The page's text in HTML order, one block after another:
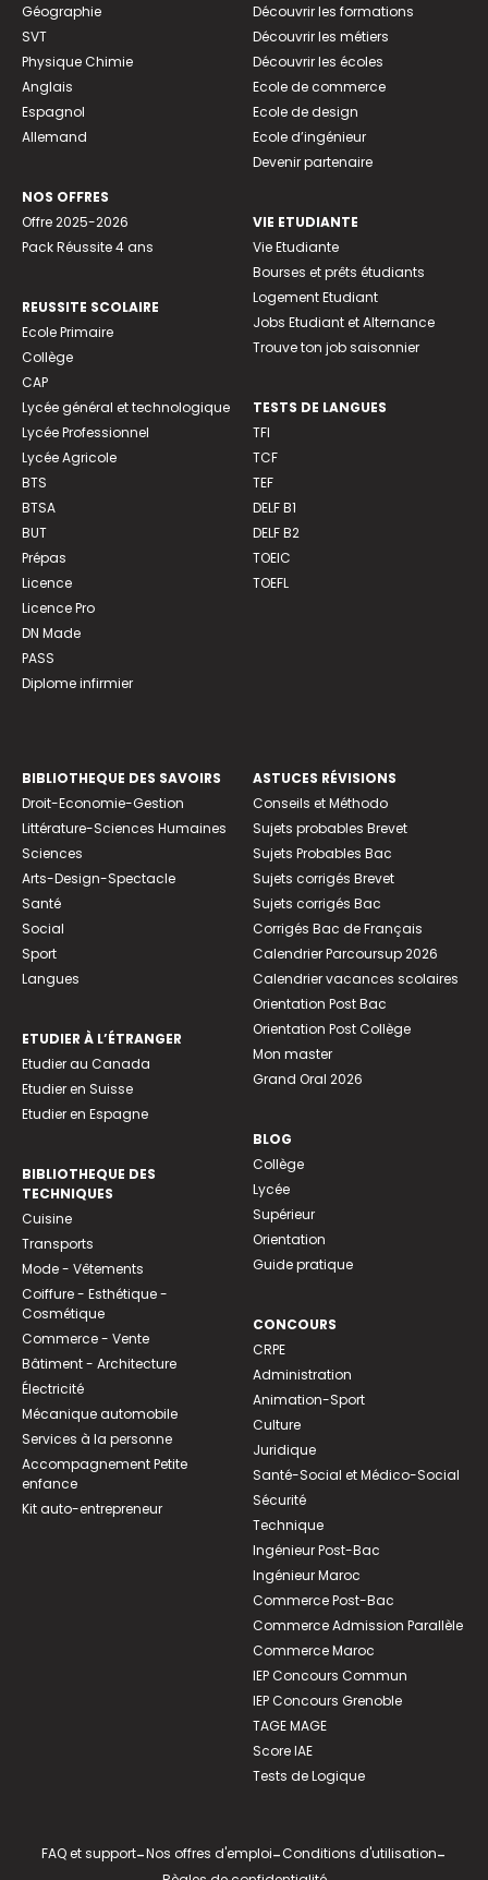
Géographie
SVT
Physique Chimie
Anglais
Espagnol
Allemand
NOS OFFRES
Offre 2025-2026
Pack Réussite 4 ans
REUSSITE SCOLAIRE
Ecole Primaire
Collège
CAP
Lycée général et technologique
Lycée Professionnel
Lycée Agricole
BTS
BTSA
BUT
Prépas
Licence
Licence Pro
DN Made
PASS
Diplome infirmier
Découvrir les formations
Découvrir les métiers
Découvrir les écoles
Ecole de commerce
Ecole de design
Ecole d’ingénieur
Devenir partenaire
VIE ETUDIANTE
Vie Etudiante
Bourses et prêts étudiants
Logement Etudiant
Jobs Etudiant et Alternance
Trouve ton job saisonnier
TESTS DE LANGUES
TFI
TCF
TEF
DELF B1
DELF B2
TOEIC
TOEFL
BIBLIOTHEQUE DES SAVOIRS
Droit-Economie-Gestion
Littérature-Sciences Humaines
Sciences
Arts-Design-Spectacle
Santé
Social
Sport
Langues
ETUDIER À L’ÉTRANGER
Etudier au Canada
Etudier en Suisse
Etudier en Espagne
BIBLIOTHEQUE DES
TECHNIQUES
Cuisine
Transports
Mode - Vêtements
Coiffure - Esthétique -
Cosmétique
Commerce - Vente
Bâtiment - Architecture
Électricité
Mécanique automobile
Services à la personne
Accompagnement Petite
enfance
Kit auto-entrepreneur
ASTUCES RÉVISIONS
Conseils et Méthodo
Sujets probables Brevet
Sujets Probables Bac
Sujets corrigés Brevet
Sujets corrigés Bac
Corrigés Bac de Français
Calendrier Parcoursup 2026
Calendrier vacances scolaires
Orientation Post Bac
Orientation Post Collège
Mon master
Grand Oral 2026
BLOG
Collège
Lycée
Supérieur
Orientation
Guide pratique
CONCOURS
CRPE
Administration
Animation-Sport
Culture
Juridique
Santé-Social et Médico-Social
Sécurité
Technique
Ingénieur Post-Bac
Ingénieur Maroc
Commerce Post-Bac
Commerce Admission Parallèle
Commerce Maroc
IEP Concours Commun
IEP Concours Grenoble
TAGE MAGE
Score IAE
Tests de Logique
FAQ et support-Nos offres d'emploi-Conditions d'utilisation-